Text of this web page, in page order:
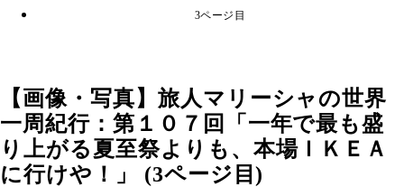
3ページ目
【画像・写真】旅人マリーシャの世界
一周紀行：第１０７回「一年で最も盛
り上がる夏至祭よりも、本場ＩＫＥＡ
に行けや！」 (3ページ目)